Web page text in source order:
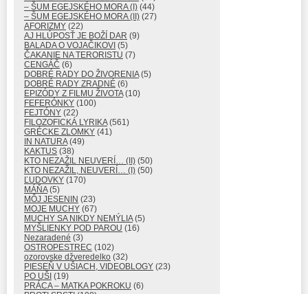
– ŠUM EGEJSKÉHO MORA (I) (44)
– ŠUM EGEJSKÉHO MORA (II) (27)
AFORIZMY (22)
AJ HLÚPOSŤ JE BOŽÍ DAR (9)
BALADA O VOJAČIKOVI (5)
ČAKANIE NA TERORISTU (7)
CENGÁČ (6)
DOBRÉ RADY DO ŽIVORENIA(5)
DOBRÉ RADY ZRADNÉ (6)
EPIZÓDY Z FILMU ŽIVOTA(10)
FEFERÓNKY (100)
FEJTÓNY (22)
FILOZOFICKÁ LYRIKA(561)
GRÉCKE ZLOMKY (41)
IN NATURA(49)
KAKTUS (38)
KTO NEZAŽIL NEUVERÍ… (II) (50)
KTO NEZAŽIL, NEUVERÍ… (I) (50)
ĽUDOVKY (170)
MÁŇA(5)
MÔJ JESENIN (23)
MOJE MUCHY (67)
MUCHY SA NIKDY NEMÝLIA(5)
MYŠLIENKY POD PAROU (16)
Nezaradené (3)
OSTROPESTREC (102)
ozorovske džveredelko (32)
PIESEŇ V UŠIACH, VIDEOBLOGY (23)
PO UŠI (19)
PRÁCA – MATKA POKROKU (6)